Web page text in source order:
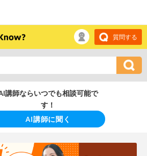
質問する
講師ならいつでも相談可能で
す！
AI講師に聞く